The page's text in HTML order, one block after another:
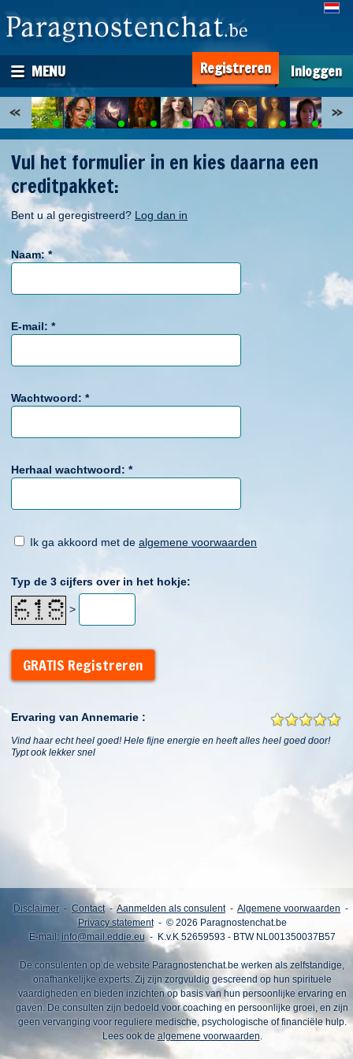
MENU Registreren Inloggen
Vul het formulier in en kies daarna een
creditpakket:
Bent u al geregistreerd? Log dan in
Naam:*
E-mail: *
Wachtwoord: *
Herhaal wachtwoord: *
Ik ga akkoord met de algemene voorwaarden
Typ de 3 cijfers over in het hokje:
>
GRATIS Registreren
Ervaring van Annemarie :
Vind haar echt heel goed! Hele fijne energie en heeft alles heel goed door!
Typt ook lekker snel
Disclaimer - Contact- Aanmelden als consulent- Algemene voorwaarden -
Privacy statement- © 2026 Paragnostenchat.be
E-mail: info@mail.eddie.eu- K.v.K 52659593 - BTW NL001350037B57
De consulenten op de website Paragnostenchat.be werken als zelfstandige,
onafhankelijke experts. Zij zijn zorgvuldig gescreend op hun spirituele
vaardigheden en bieden inzichten op basis van hun persoonlijke ervaring en
gaven. De consulten zijn bedoeld voor coaching en persoonlijke groei, en zijn
geen vervanging voor reguliere medische, psychologische of financiële hulp.
Lees ook dealgemene voorwaarden.